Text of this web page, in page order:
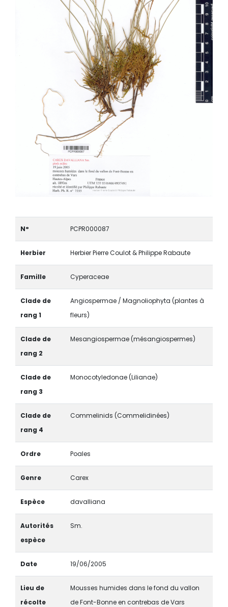
N° PCPR000087
Herbier Herbier Pierre Coulot & Philippe Rabaute
Famille Cyperaceae
Clade de
rang 1
Angiospermae / Magnoliophyta (plantes à
fleurs)
Clade de
rang 2
Mesangiospermae (mésangiospermes)
Clade de
rang 3
Monocotyledonae (Lilianae)
Clade de
rang 4
Commelinids (Commelidinées)
Ordre Poales
Genre Carex
Espèce davalliana
Autorités
espèce
Sm.
Date 19/06/2005
Lieu de
récolte
Mousses humides dans le fond du vallon
de Font-Bonne en contrebas de Vars